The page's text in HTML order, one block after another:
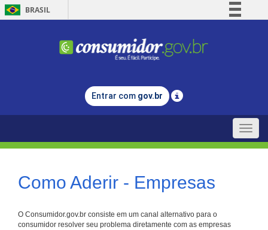
BRASIL
Comunica BR
Legislação
Entrar com gov.br
Toggle
Como Aderir - Empresas
O Consumidor.gov.br consiste em um canal alternativo para o
consumidor resolver seu problema diretamente com as empresas